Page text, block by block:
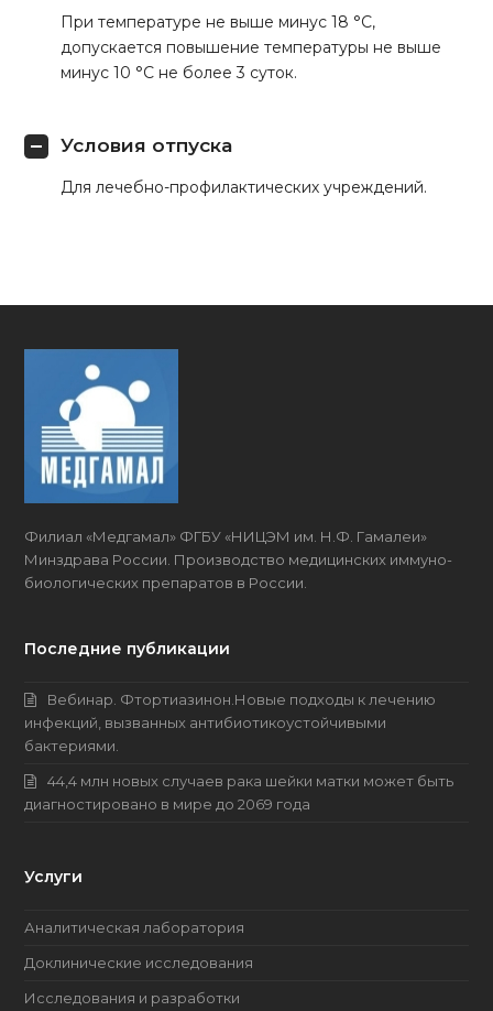
При температуре не выше минус 18 °С,
допускается повышение температуры не выше
минус 10 °С не более 3 суток.
Условия отпуска
Для лечебно-профилактических учреждений.
Филиал «Медгамал» ФГБУ «НИЦЭМ им. Н.Ф. Гамалеи»
Минздрава России. Производство медицинских имму­но­
биоло­гических препаратов в России.
Последние публикации
Вебинар. Фтортиазинон.Новые подходы к лечению
инфекций, вызванных антибиотикоустойчивыми
бактериями.
44,4 млн новых случаев рака шейки матки может быть
диагностировано в мире до 2069 года
Услуги
Аналитическая лаборатория
Доклинические исследования
Исследования и разработки